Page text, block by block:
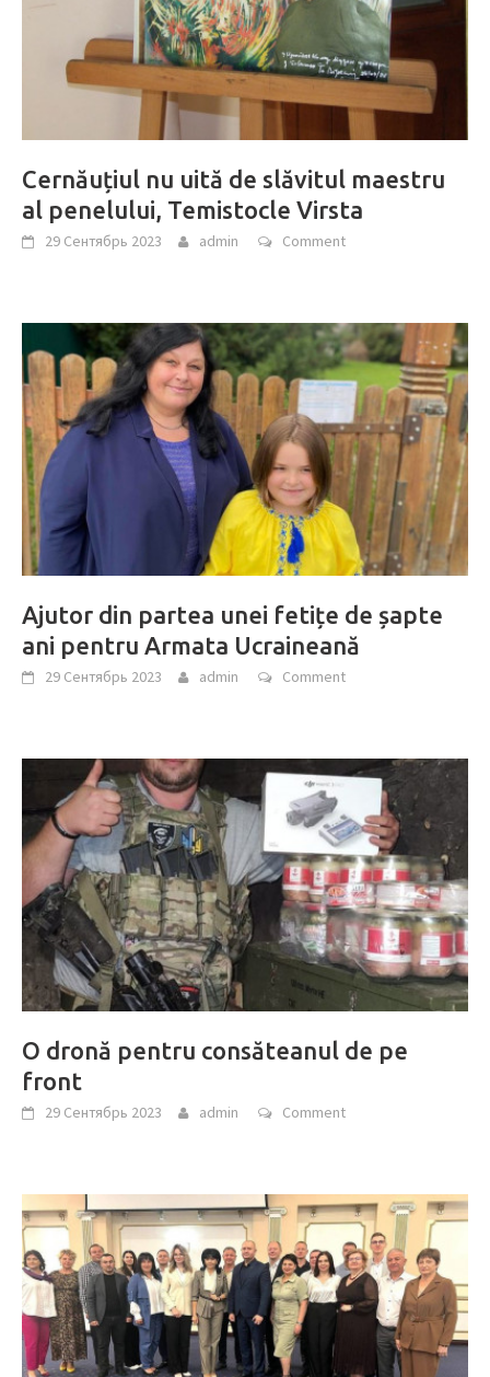
Cernăuțiul nu uită de slăvitul maestru
al penelului, Temistocle Virsta
29 Сентябрь 2023 admin Comment
Ajutor din partea unei fetițe de șapte
ani pentru Armata Ucraineană
29 Сентябрь 2023 admin Comment
O dronă pentru consăteanul de pe
front
29 Сентябрь 2023 admin Comment